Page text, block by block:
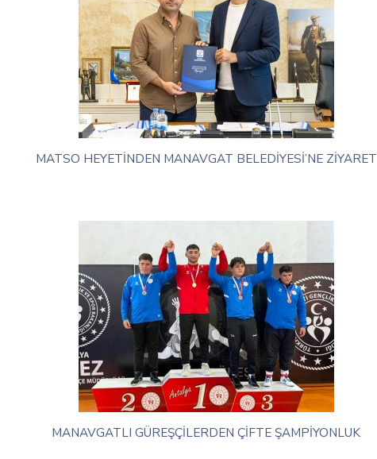
MATSO HEYETİNDEN MANAVGAT BELEDİYESİ’NE ZİYARET
MANAVGATLI GÜREŞÇİLERDEN ÇİFTE ŞAMPİYONLUK